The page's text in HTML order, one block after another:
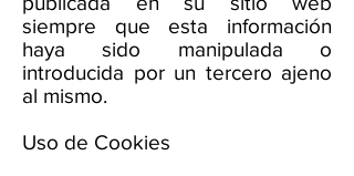
siempre que esta información
haya sido manipulada o
introducida por un tercero ajeno
al mismo.
Uso de Cookies